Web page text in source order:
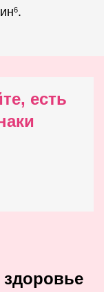
6.
есть